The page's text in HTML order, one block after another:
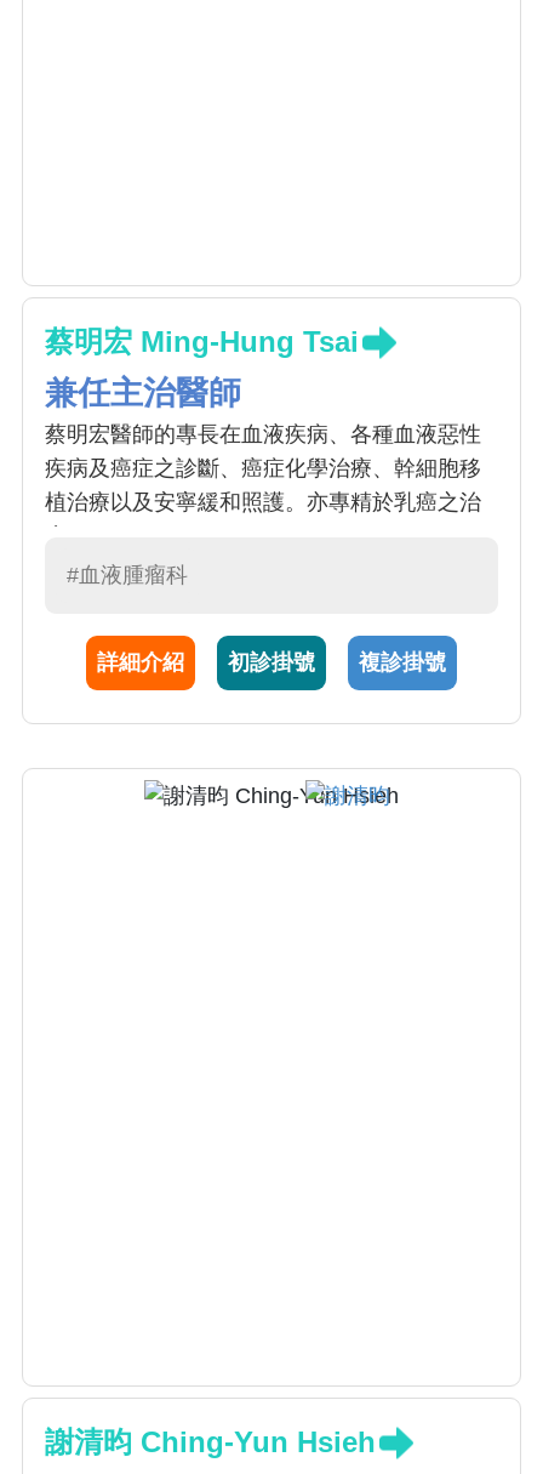
蔡明宏 Ming-Hung Tsai
兼任主治醫師
蔡明宏醫師的專長在血液疾病、各種血液惡性
疾病及癌症之診斷、癌症化學治療、幹細胞移
植治療以及安寧緩和照護。亦專精於乳癌之治
#血液腫瘤科
詳細介紹 初診掛號 複診掛號
謝清昀 Ching-Yun Hsieh